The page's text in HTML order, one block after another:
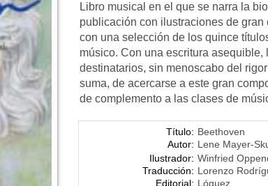
Libro musical en el que se narra la
publicación con ilustraciones de
con una selección de los quince
músico. Con una escritura
destinatarios, sin menoscabo del
suma, de acercarse a este gran
de complemento a las clases de
Título: Beethoven
Autor: Lene Mayer-
Ilustrador: Winfried
Traducción: Lorenzo
Editorial: Lóguez